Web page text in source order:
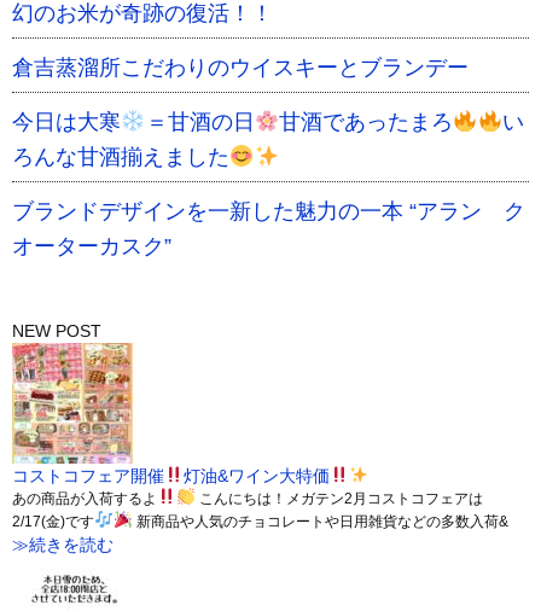
幻のお米が奇跡の復活！！
倉吉蒸溜所こだわりのウイスキーとブランデー
今日は大寒 ＝甘酒の日 甘酒であったまろ
い
ろんな甘酒揃えました
ブランドデザインを一新した魅力の一本 “アラン ク
オーターカスク”
NEW POST
コストコフェア開催 灯油&ワイン大特価
あの商品が入荷するよ
こんにちは！メガテン2月コストコフェアは
2/17(金)です
新商品や人気のチョコレートや日用雑貨などの多数入荷&
≫続きを読む